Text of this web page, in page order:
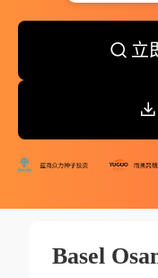
立
Basel